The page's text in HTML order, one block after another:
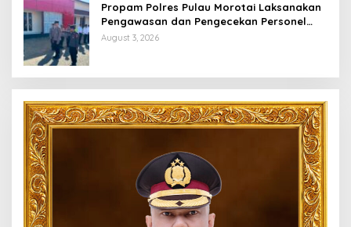
Propam Polres Pulau Morotai Laksanakan
Pengawasan dan Pengecekan Personel
Saat Apel Serah Terima Piket Fungsi
August 3, 2026